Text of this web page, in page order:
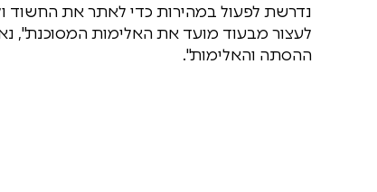
נדרשת לפעול במהירות כדי לאתר את החשוד
לעצור מבעוד מועד את האלימות המסוכנת",
ההסתה והאלימות".